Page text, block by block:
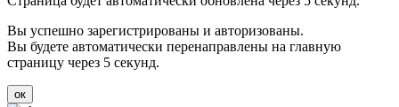
Вы успешно зарегистрированы и авторизованы.
Вы будете автоматически перенаправлены на главную
страницу через 5 секунд.
ок